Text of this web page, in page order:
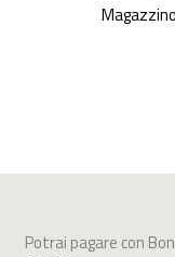
Potrai pagare con